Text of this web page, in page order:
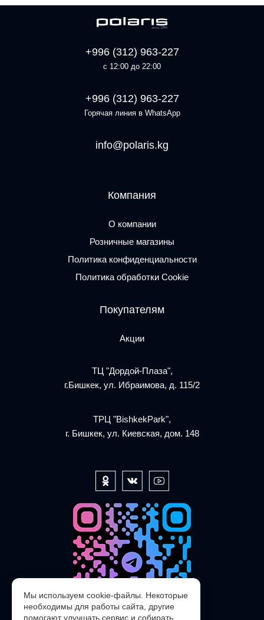
+996 (312) 963-227
с 12:00 до 22:00
+996 (312) 963-227
Горячая линия в WhatsApp
info@polaris.kg
Компания
О компании
Розничные магазины
Политика конфиденциальности
Политика обработки Cookie
Покупателям
Акции
ТЦ "Дордой-Плаза",
г.Бишкек, ул. Ибраимова, д. 115/2
ТРЦ "BishkekPark",
г. Бишкек, ул. Киевская, дом. 148
Мы используем cookie-файлы. Некоторые
необходимы для работы сайта, другие
помогают улучшать сервис и собирать